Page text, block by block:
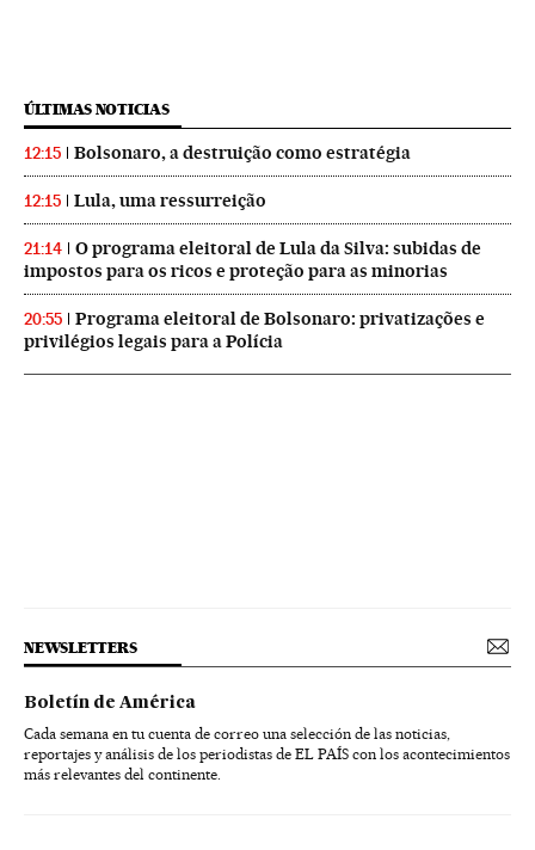
ÚLTIMAS NOTICIAS
12:15 Bolsonaro, a destruição como estratégia
12:15 Lula, uma ressurreição
21:14
O programa eleitoral de Lula da Silva: subidas de
impostos para os ricos e proteção para as minorias
20:55
Programa eleitoral de Bolsonaro: privatizações e
privilégios legais para a Polícia
NEWSLETTERS
Boletín de América
Cada semana en tu cuenta de correo una selección de las noticias,
reportajes y análisis de los periodistas de EL PAÍS con los acontecimientos
más relevantes del continente.